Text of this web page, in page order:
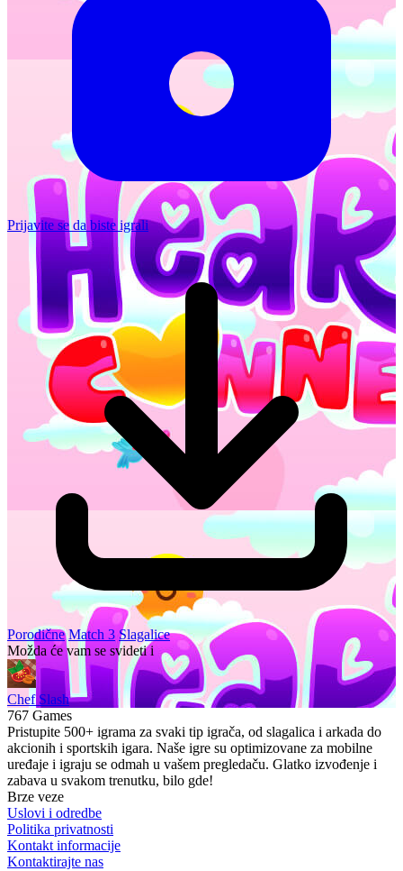
Prijavite se da biste igrali
Porodične Match 3 Slagalice
Možda će vam se svideti i
Chef Slash
767 Games
Pristupite 500+ igrama za svaki tip igrača, od slagalica i arkada do
akcionih i sportskih igara. Naše igre su optimizovane za mobilne
uređaje i igraju se odmah u vašem pregledaču. Glatko izvođenje i
zabava u svakom trenutku, bilo gde!
Brze veze
Uslovi i odredbe
Politika privatnosti
Kontakt informacije
Kontaktirajte nas